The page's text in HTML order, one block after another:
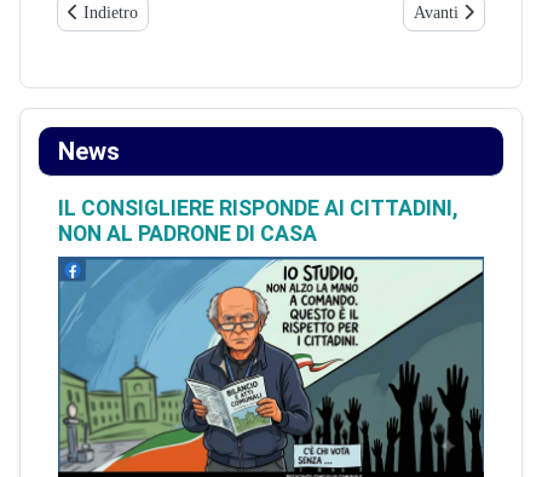
Articolo precedente: Sarà un ligure a formare i neoassunti della
Indietro Articolo
Avanti
News
IL CONSIGLIERE RISPONDE AI CITTADINI,
NON AL PADRONE DI CASA